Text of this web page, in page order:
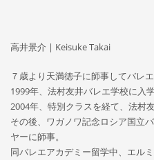
高井景介 | Keisuke Takai
７歳より天満徳子に師事してバレエ
1999年、法村友井バレエ学校に入
2004年、特別クラスを経て、法村
その後、ワガノワ記念ロシア国立
ヤーに師事。
同バレエアカデミー留学中、エル